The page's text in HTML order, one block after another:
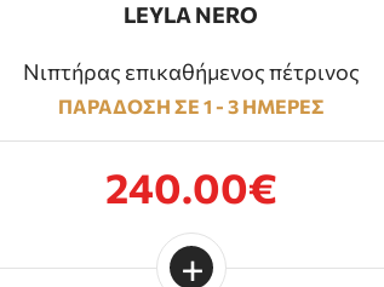
LEYLA NERO
Νιπτήρας επικαθήμενος πέτρινος
ΠΑΡΑΔΟΣΗ ΣΕ 1 - 3 ΗΜΕΡΕΣ
240.00€